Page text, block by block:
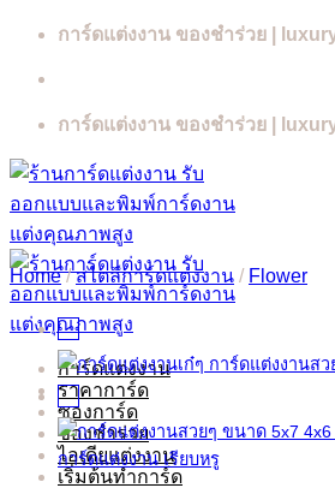
Skip
การ์ดแต่งงาน ของชำร่วย |
การ์ดแต่งงาน ของชำร่วย |
การ์ดแต่งงาน
ราคาการ์ด
ซองการ์ด
ของชำร่วย
ไอเดียแต่งงาน
เริ่มต้นทำการ์ด
Home / สไตล์การ์ดแต่งงาน / Flower